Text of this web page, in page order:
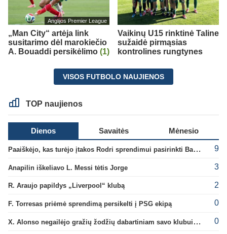
Anglijos Premier League
„Man City“ artėja link
susitarimo dėl marokiečio
A. Bouaddi persikėlimo (1)
Vaikinų U15 rinktinė Taline
sužaidė pirmąsias
kontrolines rungtynes
VISOS FUTBOLO NAUJIENOS
TOP naujienos
Dienos Savaitės Mėnesio
Paaiškėjo, kas turėjo įtakos Rodri sprendimui pasirinkti Barselonos pusę 9
Anapilin iškeliavo L. Messi tėtis Jorge 3
R. Araujo papildys „Liverpool“ klubą 2
F. Torresas priėmė sprendimą persikelti į PSG ekipą 0
X. Alonso negailėjo gražių žodžių dabartiniam savo klubui „Chelsea“ 0